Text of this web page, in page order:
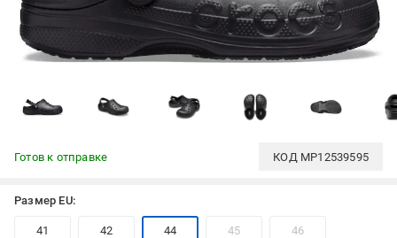
Готов к отправке КОД MP12539595
Размер EU:
41 42 44 45 46